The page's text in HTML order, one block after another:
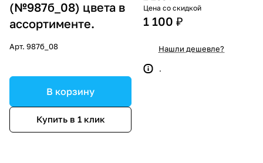
(№987б_08) цвета в
ассортименте.
Арт. 987б_08
В корзину
Купить в 1 клик
Цена со скидкой
1 100 ₽
Нашли дешевле?
.